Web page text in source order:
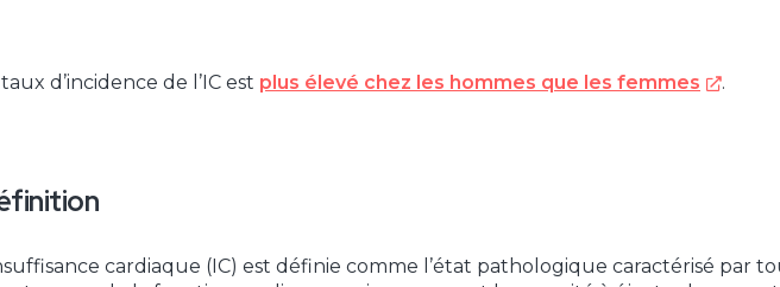
d’incidence de l’IC est plus élevé chez les hommes que les femmes .
cardiaque (IC) est définie comme l’état pathologique caractérisé par